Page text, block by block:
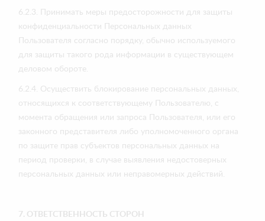
6.2.3. Принимать меры предосторожности для защиты
конфиденциальности Персональных данных
Пользователя согласно порядку, обычно используемого
для защиты такого рода информации в существующем
деловом обороте.
6.2.4. Осуществить блокирование персональных данных,
относящихся к соответствующему Пользователю, с
момента обращения или запроса Пользователя, или его
законного представителя либо уполномоченного органа
по защите прав субъектов персональных данных на
период проверки, в случае выявления недостоверных
персональных данных или неправомерных действий.
7. ОТВЕТСТВЕННОСТЬ СТОРОН